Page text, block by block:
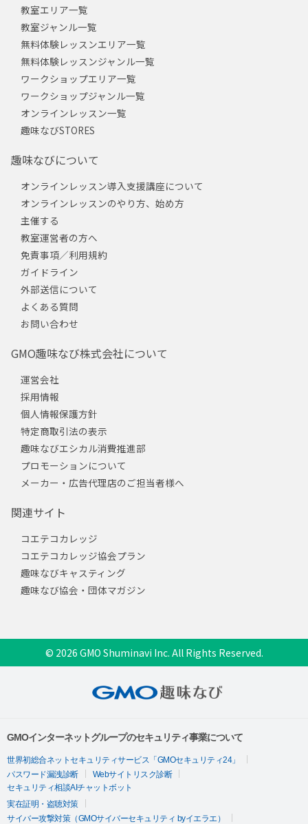
教室エリア一覧
教室ジャンル一覧
無料体験レッスンエリア一覧
無料体験レッスンジャンル一覧
ワークショップエリア一覧
ワークショップジャンル一覧
オンラインレッスン一覧
趣味なびSTORES
趣味なびについて
オンラインレッスン導入支援講座について
オンラインレッスンのやり方、始め方
主催する
教室運営者の方へ
免責事項／利用規約
ガイドライン
外部送信について
よくある質問
お問い合わせ
GMO趣味なび株式会社について
運営会社
採用情報
個人情報保護方針
特定商取引法の表示
趣味なびエシカル消費推進部
プロモーションについて
メーカー・広告代理店のご担当者様へ
関連サイト
コエテコカレッジ
コエテコカレッジ協会プラン
趣味なびキャスティング
趣味なび協会・団体マガジン
© 2026 GMO Shuminavi Inc. All Rights Reserved.